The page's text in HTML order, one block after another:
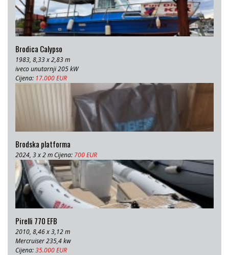
Brodica Calypso
1983, 8,33 x 2,83 m
iveco unutarnji 205 kW
Cijena: 17.000 EUR
Brodska platforma
2024, 3 x 2 m Cijena: 700 EUR
Pirelli 770 EFB
2010, 8,46 x 3,12 m
Mercruiser 235,4 kw
Cijena:35.000 EUR